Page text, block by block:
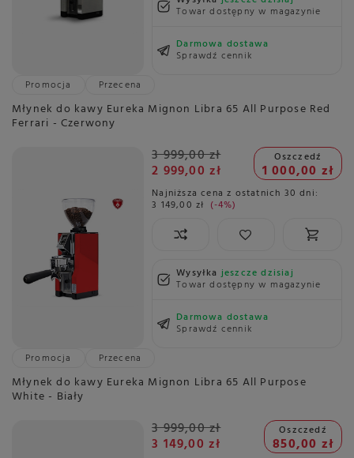
Towar dostępny w magazynie
Darmowa dostawa
Sprawdź cennik
Promocja
Przecena
Młynek do kawy Eureka Mignon Libra 65 All Purpose Red
Ferrari - Czerwony
3 999,00 zł
2 999,00 zł
Oszczedź
1 000,00 zł
Najniższa cena z ostatnich 30 dni:
3 149,00 zł -4%
Wysyłkajeszcze dzisiaj
Towar dostępny w magazynie
Darmowa dostawa
Sprawdź cennik
Promocja
Przecena
Młynek do kawy Eureka Mignon Libra 65 All Purpose
White - Biały
3 999,00 zł
3 149,00 zł
Oszczedź
850,00 zł